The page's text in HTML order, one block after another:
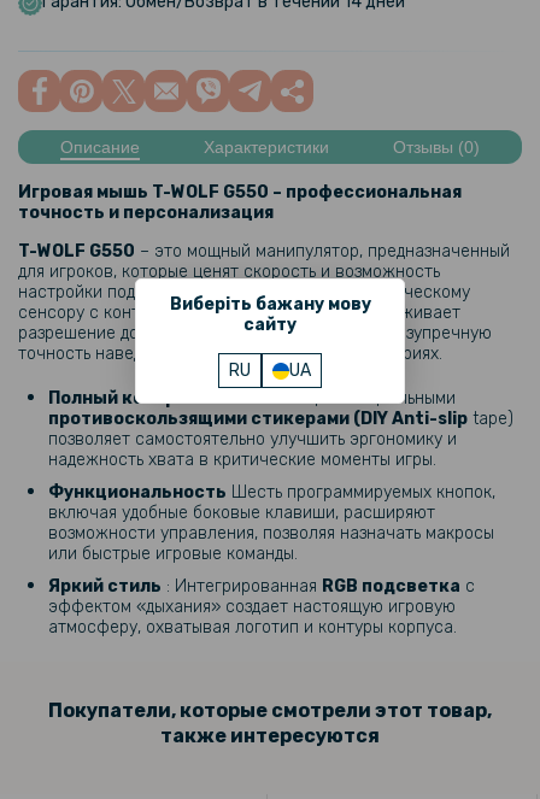
Виберіть бажану мову
сайту
RU UA
Описание Характеристики Отзывы (0)
Игровая мышь T-WOLF G550 – профессиональная
точность и персонализация
T-WOLF G550 – это мощный манипулятор, предназначенный
для игроков, которые ценят скорость и возможность
настройки под свой стиль игры. Благодаря оптическому
сенсору с контроллеромA603FPмышь поддерживает
разрешение до
, что обеспечивает безупречную
точность наведения в самых динамичных сценариях.
Полный контроль
: Комплектация специальными
противоскользящими стикерами (DIY Anti-slip tape)
позволяет самостоятельно улучшить эргономику и
надежность хвата в критические моменты игры.
Функциональность Шесть программируемых кнопок,
включая удобные боковые клавиши, расширяют
возможности управления, позволяя назначать макросы
или быстрые игровые команды.
Яркий стиль : Интегрированная RGB подсветка с
эффектом «дыхания» создает настоящую игровую
атмосферу, охватывая логотип и контуры корпуса.
Покупатели, которые смотрели этот товар,
также интересуются